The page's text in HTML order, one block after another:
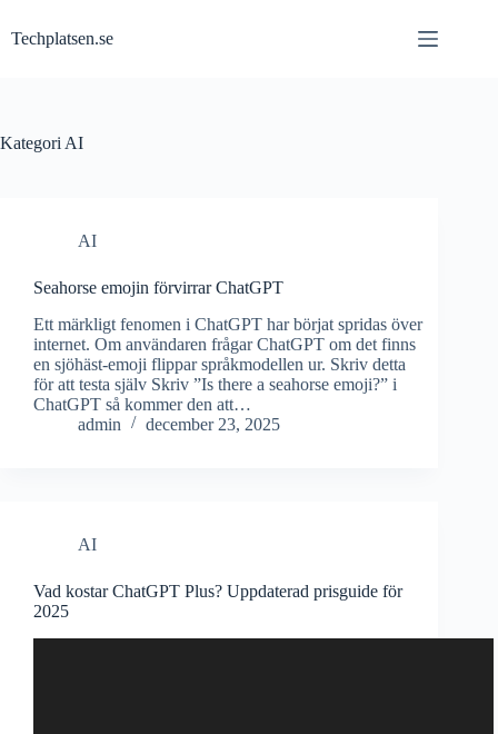
till
innehåll
Techplatsen.se
Kategori AI
AI
Seahorse emojin förvirrar ChatGPT
Ett märkligt fenomen i ChatGPT har börjat spridas över
internet. Om användaren frågar ChatGPT om det finns
en sjöhäst-emoji flippar språkmodellen ur. Skriv detta
för att testa själv Skriv ”Is there a seahorse emoji?” i
ChatGPT så kommer den att…
admin
december 23, 2025
AI
Vad kostar ChatGPT Plus? Uppdaterad prisguide för
2025